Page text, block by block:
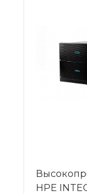
HPE